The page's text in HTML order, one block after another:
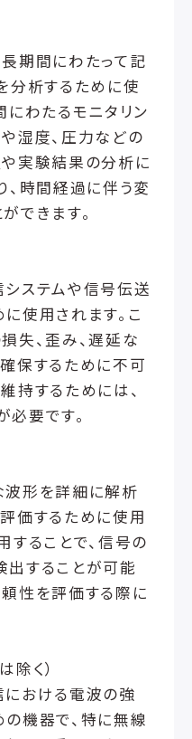
期間にわたって記
分析するために使
にわたるモニタリン
湿度、圧力などの
実験結果の分析に
、時間経過に伴う変
できます。
ステムや信号伝送
使用されます。こ
失、歪み、遅延な
保するために不可
持するためには、
要です。
波形を詳細に解析
価するために使用
することで、信号の
することが可能
性を評価する際に
く）
おける電波の強
機器で、特に無線